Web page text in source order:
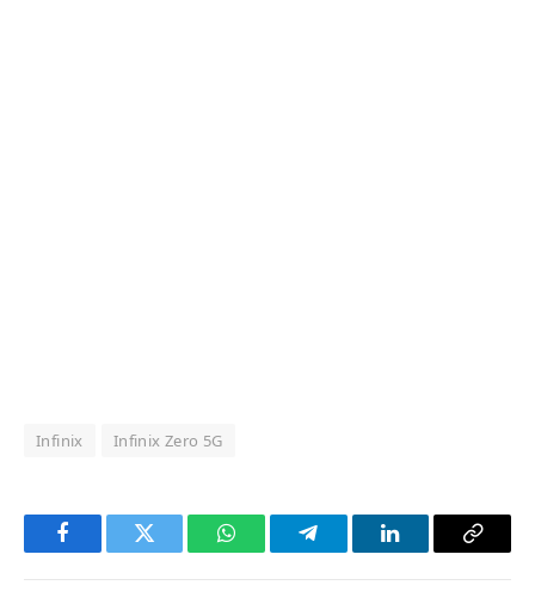
Infinix Infinix Zero 5G
FacebookTwitter WhatsAppTelegramLinkedInCopy